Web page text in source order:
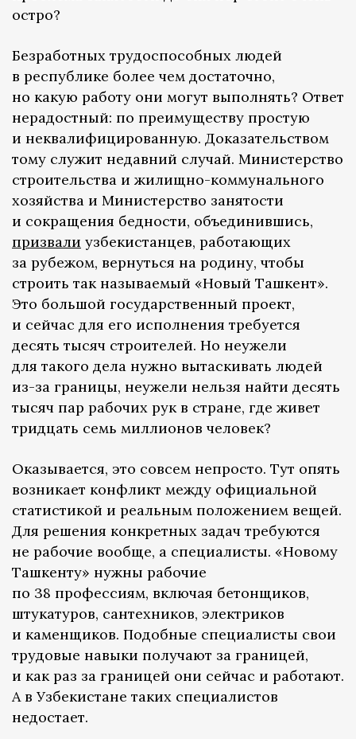
остро?
Безработных трудоспособных людей
в республике более чем достаточно,
но какую работу они могут выполнять? Ответ
нерадостный: по преимуществу простую
и неквалифицированную. Доказательством
тому служит недавний случай. Министерство
строительства и жилищно-коммунального
хозяйства и Министерство занятости
и сокращения бедности, объединившись,
призвали узбекистанцев, работающих
за рубежом, вернуться на родину, чтобы
строить так называемый «Новый Ташкент».
Это большой государственный проект,
и сейчас для его исполнения требуется
десять тысяч строителей. Но неужели
для такого дела нужно вытаскивать людей
из-за границы, неужели нельзя найти десять
тысяч пар рабочих рук в стране, где живет
тридцать семь миллионов человек?
Оказывается, это совсем непросто. Тут опять
возникает конфликт между официальной
статистикой и реальным положением вещей.
Для решения конкретных задач требуются
не рабочие вообще, а специалисты. «Новому
Ташкенту» нужны рабочие
по 38 профессиям, включая бетонщиков,
штукатуров, сантехников, электриков
и каменщиков. Подобные специалисты свои
трудовые навыки получают за границей,
и как раз за границей они сейчас и работают.
А в Узбекистане таких специалистов
недостает.